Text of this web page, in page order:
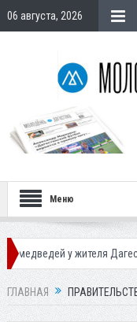
06 августа, 2026
Меню
Дагестана
ГЛАВНАЯ